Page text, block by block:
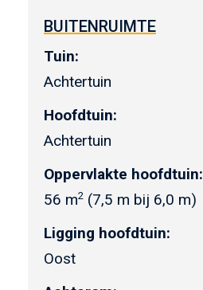
BUITENRUIMTE
Tuin:
Achtertuin
Hoofdtuin:
Achtertuin
Oppervlakte hoofdtuin:
56 m2 (7,5 m bij 6,0 m)
Ligging hoofdtuin:
Oost